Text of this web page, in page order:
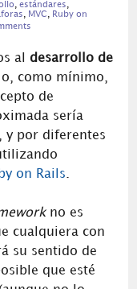
, estándares ,
, MVC , Ruby on
al desarrollo de
como mínimo,
de
sería
y por diferentes
on Rails
no es
cualquiera con
su sentido de
que esté